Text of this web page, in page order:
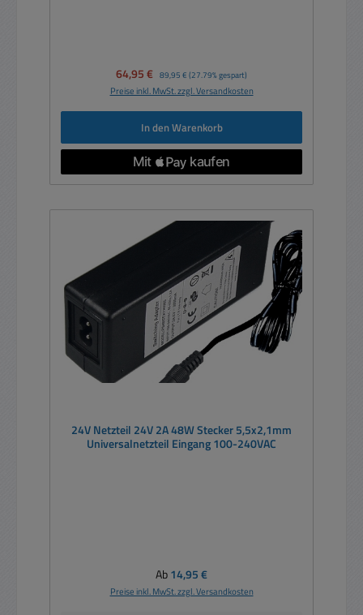
Verkaufspreis:
64,95 € Regulärer Preis:
89,95 € (27.79% gespart)
Preise inkl. MwSt. zzgl. Versandkosten
In den Warenkorb
24V Netzteil 24V 2A 48W Stecker 5,5x2,1mm
Universalnetzteil Eingang 100-240VAC
Regulärer Preis:
Ab14,95 €
Preise inkl. MwSt. zzgl. Versandkosten